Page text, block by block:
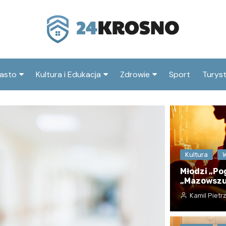
Kultura i Edukacja
Uczelnie i nauka
Zdrowie
Profilaktyka i zdrowie
Sport
Kultura
Młodzi
Kamil